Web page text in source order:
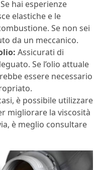
Se hai esperienze
elastiche e le
Se non sei
da un meccanico.
Assicurati di
Se l’olio attuale
essere necessario
è possibile utilizzare
migliorare la viscosità
è meglio consultare